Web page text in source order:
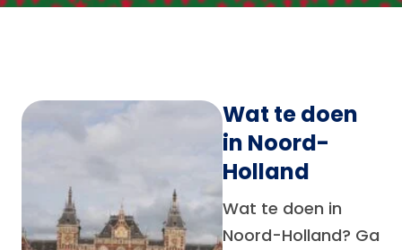
Wat te doen
in Noord-
Holland
Wat te doen in
Noord-Holland? Ga